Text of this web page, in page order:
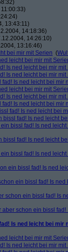
13:43:11)
14:18:36)
14:26:10)
13:16:46)
bei mir mit Serien (
leicht bei mir mit
Is ned leicht bei mir mit
Is ned leicht bei mir mit
Is ned leicht bei mir
leicht bei mir mit
Is ned leicht bei mir mit
Is ned leicht bei mir
fad! Is ned leicht bei
bissl fad! Is ned leicht
bissl fad! Is ned
bissl fad! Is ned leicht
bissl fad! Is ned
ein bissl fad! Is ned
ein bissl fad! Is
schon ein bissl fad! Is
aber schon ein bissl
Is ned leicht bei mir
leicht bei mir mit
Is ned leicht bei mir mit